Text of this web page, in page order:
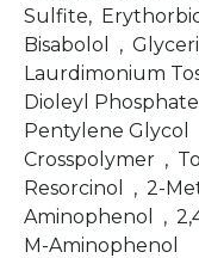
Sulfite,
Bisabolol ,
Laurdimonium
Dioleyl
Pentylene
Crosspolymer ,
Resorcinol , 2-
Aminophenol ,
M-Aminophenol